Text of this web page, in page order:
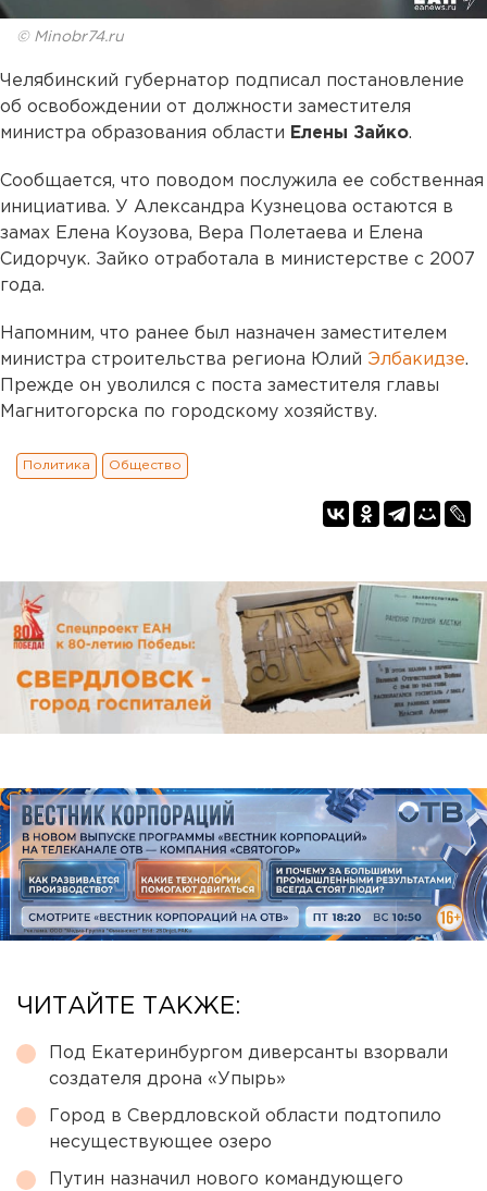
© Minobr74.ru
Челябинский губернатор подписал постановление
об освобождении от должности заместителя
министра образования области Елены Зайко.
Сообщается, что поводом послужила ее собственная
инициатива. У Александра Кузнецова остаются в
замах Елена Коузова, Вера Полетаева и Елена
Сидорчук. Зайко отработала в министерстве с 2007
года.
Напомним, что ранее был назначен заместителем
министра строительства региона Юлий Элбакидзе.
Прежде он уволился с поста заместителя главы
Магнитогорска по городскому хозяйству.
Политика Общество
ЧИТАЙТЕ ТАКЖЕ:
Под Екатеринбургом диверсанты взорвали
создателя дрона «Упырь»
Город в Свердловской области подтопило
несуществующее озеро
Путин назначил нового командующего